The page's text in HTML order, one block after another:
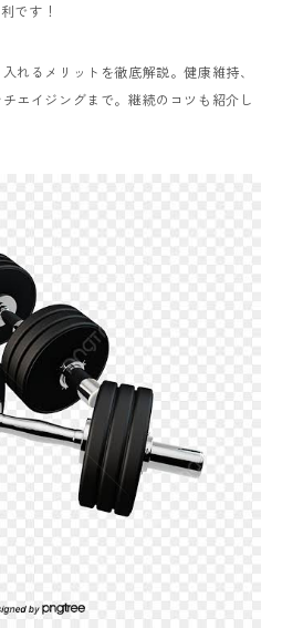
です！
れるメリットを徹底解説。健康維持、
エイジングまで。継続のコツも紹介し